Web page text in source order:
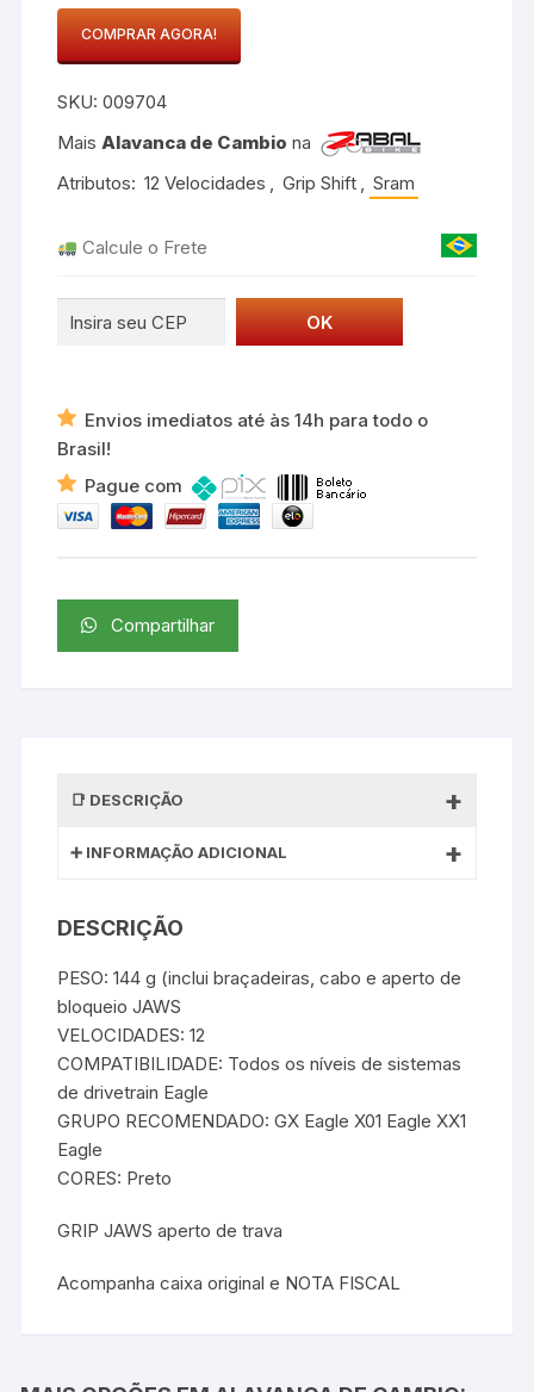
Grip
Shift
Gx
1x12
quantidade
COMPRAR AGORA!
SKU:009704
MaisAlavanca de Cambio na
Atributos: 12 Velocidades , Grip Shift , Sram
Calcule o Frete
Envios imediatos até às 14h para todo o
Brasil!
Pague com
Compartilhar
DESCRIÇÃO
INFORMAÇÃO ADICIONAL
DESCRIÇÃO
PESO: 144 g (inclui braçadeiras, cabo e aperto de
bloqueio JAWS
VELOCIDADES: 12
COMPATIBILIDADE: Todos os níveis de sistemas
de drivetrain Eagle
GRUPO RECOMENDADO: GX Eagle X01 Eagle XX1
Eagle
CORES: Preto
GRIP JAWS aperto de trava
Acompanha caixa original e NOTA FISCAL